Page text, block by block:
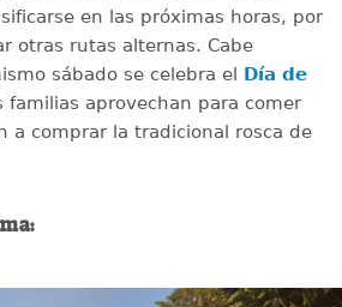
en las próximas horas, por
otras rutas alternas. Cabe
sábado se celebra el Día de
familias aprovechan para comer
a comprar la tradicional rosca de